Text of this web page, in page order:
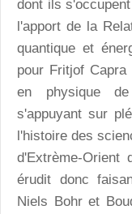
dont ils
l'apport de la
quantique et
pour Fritjof
en physique
s'appuyant sur
l'histoire des
d'Extrème-Orient
érudit donc
Niels Bohr et